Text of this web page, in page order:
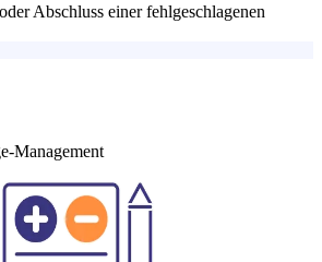
Abschluss einer fehlgeschlagenen
Management